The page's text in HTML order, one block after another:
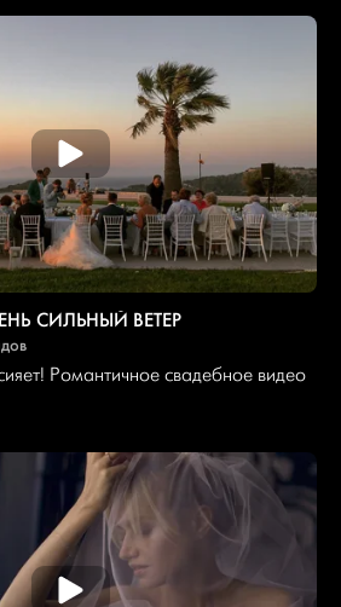
СИЛЬНЫЙ ВЕТЕР
Романтичное свадебное видео